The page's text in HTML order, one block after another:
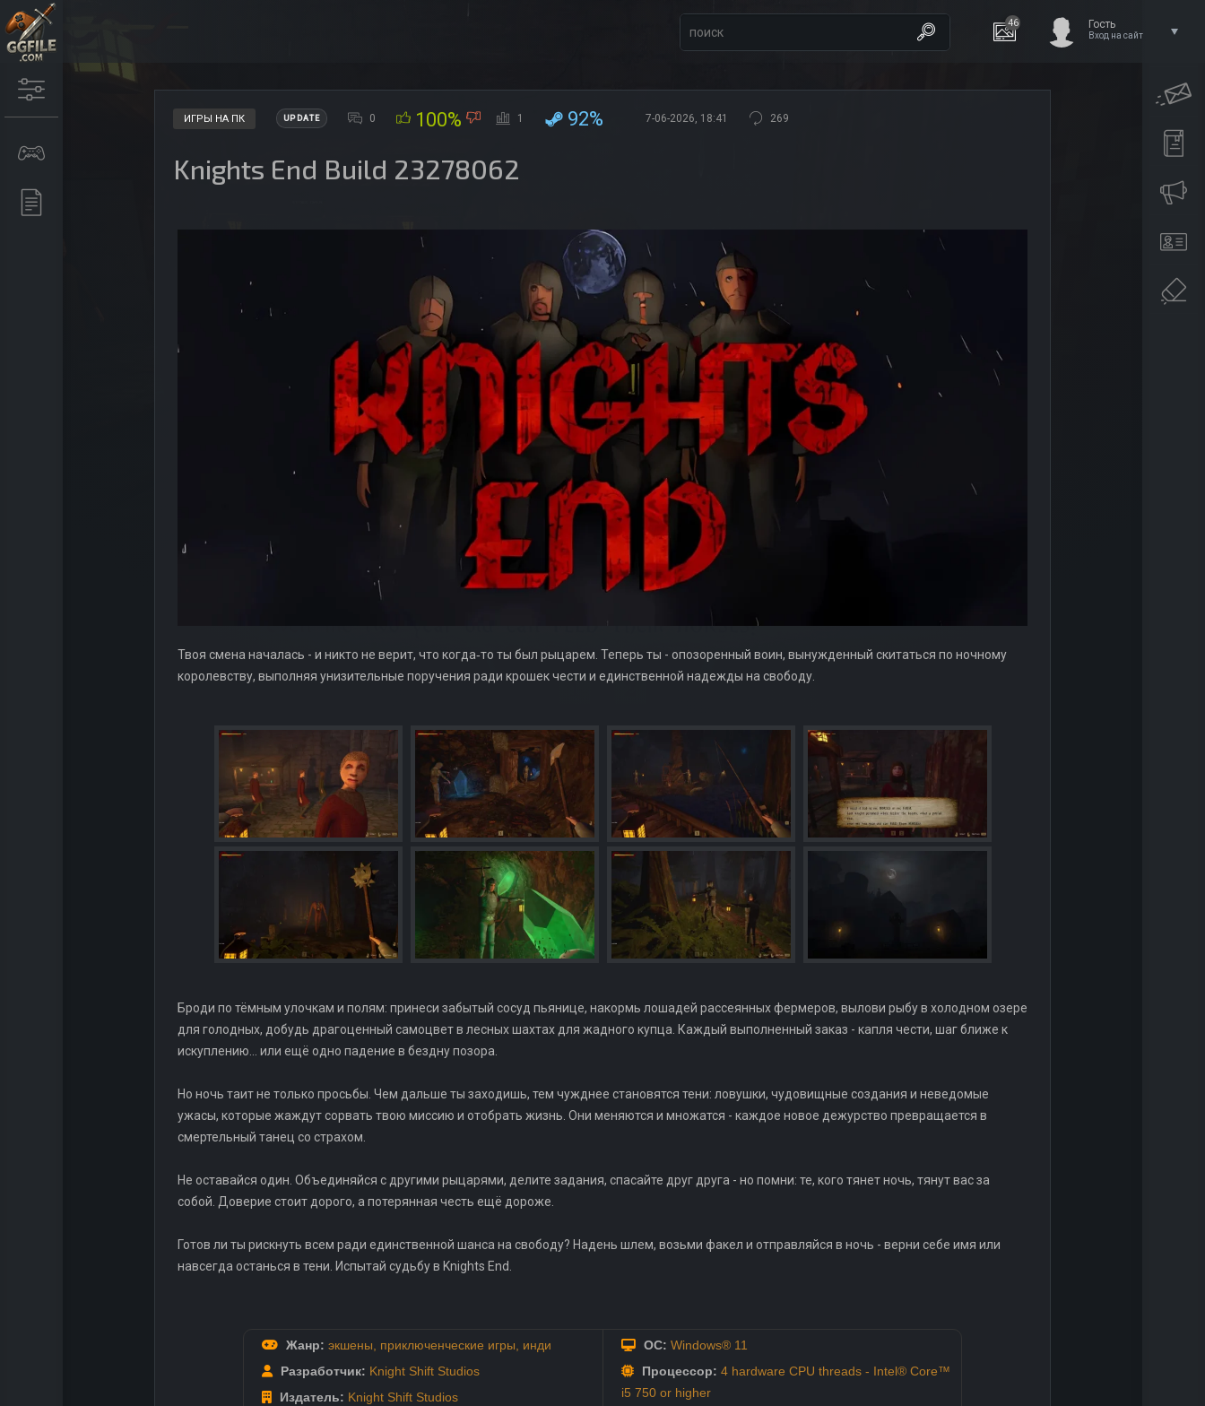
46 Гость
Вход на сайт
ИГРЫ НА ПК UPDATE 0 100% 1 92% 7-06-2026, 18:41 269
Knights End Build 23278062
Твоя смена началась - и никто не верит, что когда‑то ты был рыцарем. Теперь ты - опозоренный воин, вынужденный скитаться по ночному
королевству, выполняя унизительные поручения ради крошек чести и единственной надежды на свободу.
Броди по тёмным улочкам и полям: принеси забытый сосуд пьянице, накормь лошадей рассеянных фермеров, вылови рыбу в холодном озере
для голодных, добудь драгоценный самоцвет в лесных шахтах для жадного купца. Каждый выполненный заказ - капля чести, шаг ближе к
искуплению... или ещё одно падение в бездну позора.
Но ночь таит не только просьбы. Чем дальше ты заходишь, тем чужднее становятся тени: ловушки, чудовищные создания и неведомые
ужасы, которые жаждут сорвать твою миссию и отобрать жизнь. Они меняются и множатся - каждое новое дежурство превращается в
смертельный танец со страхом.
Не оставайся один. Объединяйся с другими рыцарями, делите задания, спасайте друг друга - но помни: те, кого тянет ночь, тянут вас за
собой. Доверие стоит дорого, а потерянная честь ещё дороже.
Готов ли ты рискнуть всем ради единственной шанса на свободу? Надень шлем, возьми факел и отправляйся в ночь - верни себе имя или
навсегда останься в тени. Испытай судьбу в Knights End.
Жанр: экшены, приключенческие игры, инди
Разработчик: Knight Shift Studios
Издатель: Knight Shift Studios
ОС: Windows® 11
Процессор: 4 hardware CPU threads - Intel® Core™
i5 750 or higher